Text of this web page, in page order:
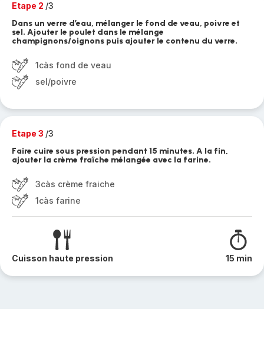
Etape 2 /3
Dans un verre d’eau, mélanger le fond de veau, poivre et
sel. Ajouter le poulet dans le mélange
champignons/oignons puis ajouter le contenu du verre.
1càs fond de veau
sel/poivre
Etape 3 /3
Faire cuire sous pression pendant 15 minutes. A la fin,
ajouter la crème fraîche mélangée avec la farine.
3càs crème fraiche
1càs farine
Cuisson haute pression 15 min